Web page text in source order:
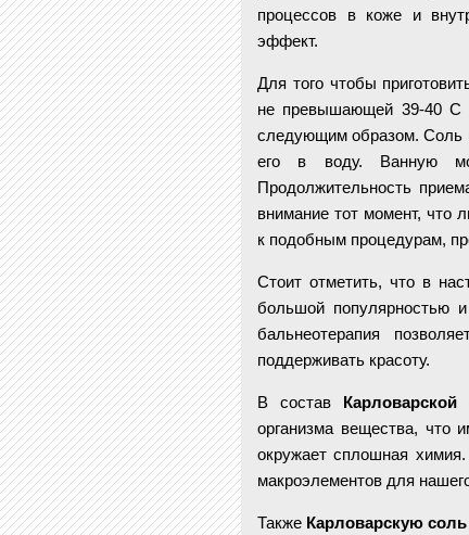
процессов в коже и
эффект.
Для того чтобы
не превышающей 39-40 С
следующим образом. Соль
его в воду. Ванную
Продолжительность
внимание тот момент, что
к подобным процедурам,
Стоит отметить, что в
большой популярностью
бальнеотерапия
поддерживать красоту.
В состав Карловарской
организма вещества, что
окружает сплошная
макроэлементов для
Также Карловарскую соль